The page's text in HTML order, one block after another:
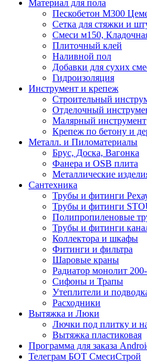
Материал для пола
Пескобетон М300
Сетка для стяжки и
Смеси м150,
Плиточный клей
Наливной пол
Добавки для сухих
Гидроизоляция
Инструмент и крепеж
Строительный
Отделочный
Малярный инструмент
Крепеж по бетону и
Металл. и Пиломатериалы
Брус, Доска, Вагонка
Фанера и OSB плита
Металлические
Сантехника
Трубы и фитинги
Трубы и фитинги
Полипропиленовые
Трубы и фитинги
Коллектора и шкафы
Фитинги и фильтра
Шаровые краны
Радиатор монолит
Сифоны и Трапы
Утеплители и
Расходники
Вытяжка и Люки
Лючки под плитку и
Вытяжка пластиковая
Программа для заказа
Телеграм БОТ СмесиСтрой